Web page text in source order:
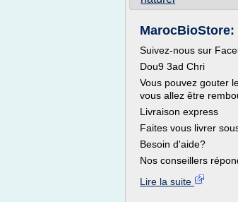
Suivez-nous sur
Dou9 3ad Chri
Vous pouvez gouter
vous allez être
Livraison express
Faites vous livrer
Besoin d'aide?
Nos conseillers
Lire la suite